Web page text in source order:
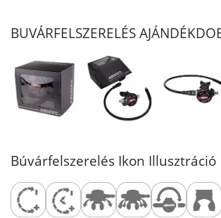
BUVÁRFELSZERELÉS
Búvárfelszerelés Ikon Illusztráció